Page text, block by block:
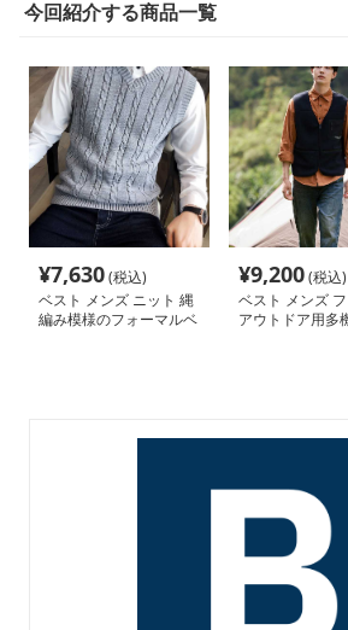
今回紹介する商品一覧
¥7,630(税込)
ベスト メンズ ニット 縄
編み模様のフォーマルベ
¥9,200(税込)
ベスト メンズ
アウトドア用多